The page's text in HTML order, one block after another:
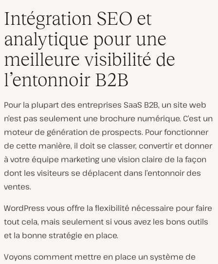
Intégration SEO et
analytique pour une
meilleure visibilité de
l’entonnoir B2B
Pour la plupart des entreprises SaaS B2B, un site web
n’est pas seulement une brochure numérique. C’est un
moteur de génération de prospects. Pour fonctionner
de cette manière, il doit se classer, convertir et donner
à votre équipe marketing une vision claire de la façon
dont les visiteurs se déplacent dans l’entonnoir des
ventes.
WordPress vous offre la flexibilité nécessaire pour faire
tout cela, mais seulement si vous avez les bons outils
et la bonne stratégie en place.
Voyons comment mettre en place un système de